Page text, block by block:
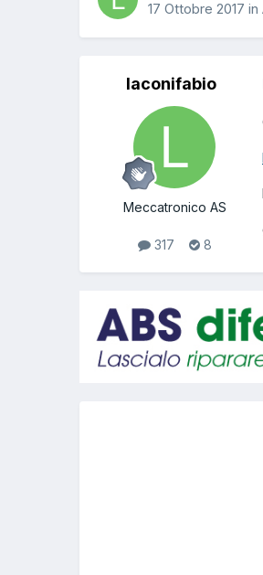
17 Ottobre 2017 in
laconifabio
Meccatronico AS
317 8